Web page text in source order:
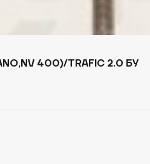
400)/TRAFIC 2.0 БУ